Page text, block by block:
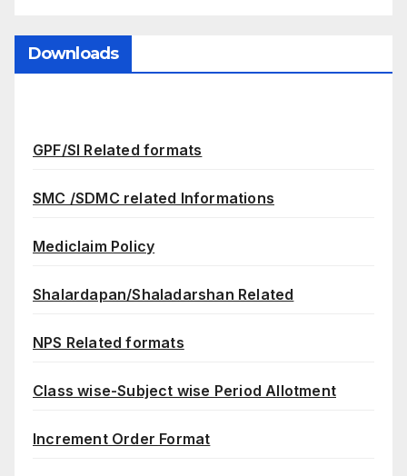
Downloads
GPF/SI Related formats
SMC /SDMC related Informations
Mediclaim Policy
Shalardapan/Shaladarshan Related
NPS Related formats
Class wise-Subject wise Period Allotment
Increment Order Format